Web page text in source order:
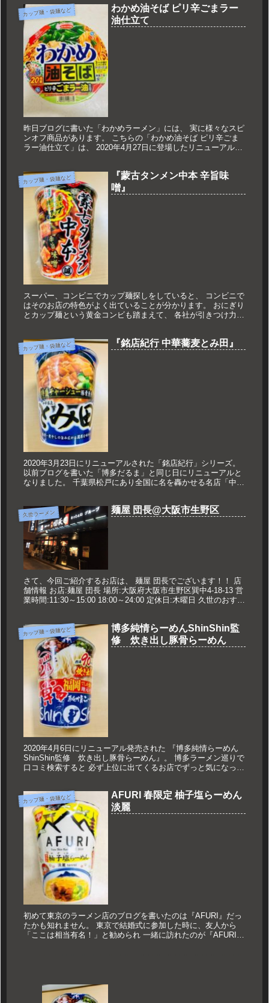
カップ麺・袋麺など
わかめ油そば ピリ辛ごまラー
油仕立て
昨日ブログに書いた「わかめラーメン」には、 実に様々なスピ
ンオフ商品があります。 こちらの「わかめ油そば ピリ辛ごま
ラー油仕立て」は、 2020年4月27日に登場したリニューアル商
カップ麺・袋麺など
『蒙古タンメン中本 辛旨味
噌』
スーパー、コンビニでカップ麺探しをしていると、 コンビニで
はそのお店の特色がよく出ていることが分かります。 おにぎり
とカップ麺という黄金コンビも踏まえて、 各社が引きつけ力の
カップ麺・袋麺など 『銘店紀行 中華蕎麦とみ田』
2020年3月23日にリニューアルされた「銘店紀行」シリーズ。
以前ブログを書いた「博多だるま」と同じ日にリニューアルと
なりました。 千葉県松戸にあり全国に名を轟かせる名店「中華
久世ラーメン 麺屋 団長@大阪市生野区
さて、今回ご紹介するお店は、 麺屋 団長でございます！！ 店
舗情報 お店:麺屋 団長 場所:大阪府大阪市生野区巽中4-18-13 営
業時間:11:30～15:00 18:00～24:00 定休日:木曜日 久世のおすす
カップ麺・袋麺など
博多純情らーめんShinShin監
修 炊き出し豚骨らーめん
2020年4月6日にリニューアル発売された 『博多純情らーめん
ShinShin監修 炊き出し豚骨らーめん』。 博多ラーメン巡りで
口コミ検索すると 必ず上位に出てくるお店でずっと気になって
カップ麺・袋麺など
AFURI 春限定 柚子塩らーめん
淡麗
初めて東京のラーメン店のブログを書いたのは『AFURI』だっ
たかも知れません。 東京で結婚式に参加した時に、友人から
「ここは相当有名！」と勧められ 一緒に訪れたのが『AFURI